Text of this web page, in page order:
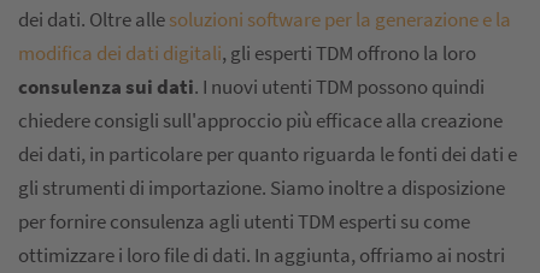
dei dati. Oltre allesoluzioni software per la generazione e la
modifica dei dati digitali, gli esperti TDM offrono la loro
consulenza sui dati. I nuovi utenti TDM possono quindi
chiedere consigli sull'approccio più efficace alla creazione
dei dati, in particolare per quanto riguarda le fonti dei dati e
gli strumenti di importazione. Siamo inoltre a disposizione
per fornire consulenza agli utenti TDM esperti su come
ottimizzare i loro file di dati. In aggiunta, offriamo ai nostri